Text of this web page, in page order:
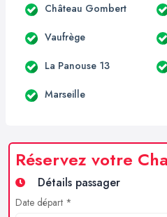
Château Gombert
Vaufrège
La Panouse 13
Marseille
Réservez votre
Détails passager
Date départ *